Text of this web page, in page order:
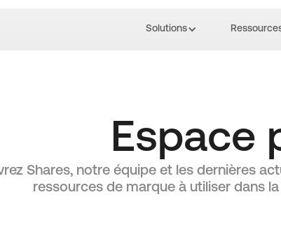
Solutions
Espace
Shares, notre équipe et les dernières
ressources de marque à utiliser dans